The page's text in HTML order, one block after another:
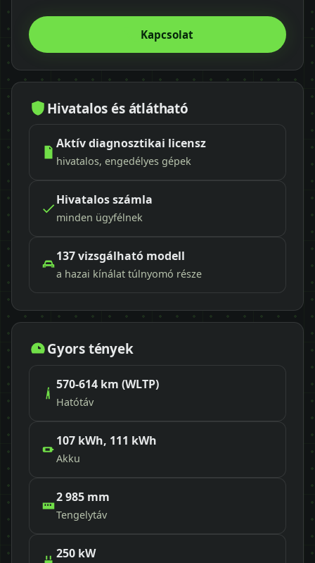
Kapcsolat
Hivatalos és átlátható
Aktív diagnosztikai licensz
hivatalos, engedélyes gépek
Hivatalos számla
minden ügyfélnek
137 vizsgálható modell
a hazai kínálat túlnyomó része
Gyors tények
570-614 km (WLTP)
Hatótáv
107 kWh, 111 kWh
Akku
2 985 mm
Tengelytáv
250 kW